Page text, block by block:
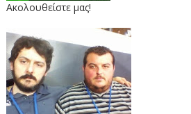
Ακολουθείστε μας!